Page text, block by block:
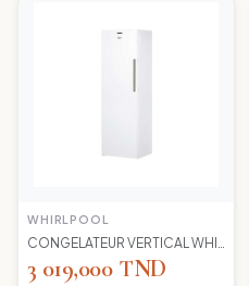
WHIRLPOOL
3 019,000 TND